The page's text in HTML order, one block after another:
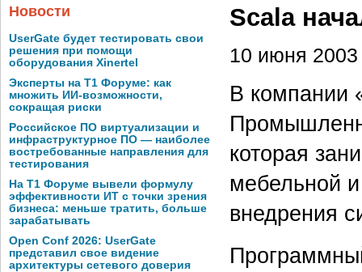
Новости
UserGate будет тестировать свои
решения при помощи
оборудования Xinertel
Эксперты на Т1 Форуме: как
множить ИИ-возможности,
сокращая риски
Российское ПО виртуализации и
инфраструктурное ПО — наиболее
востребованные направления для
тестирования
На Т1 Форуме вывели формулу
эффективности ИТ с точки зрения
бизнеса: меньше тратить, больше
зарабатывать
Open Conf 2026: UserGate
представил свое видение
архитектуры сетевого доверия
Scala
10 июня 2003
В компании
которая
мебельной
внедрения